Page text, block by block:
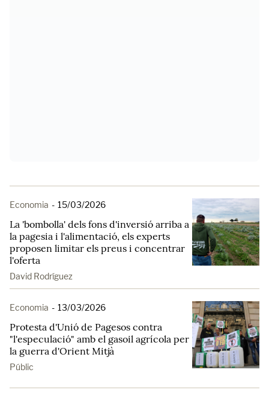
Economia - 15/03/2026
La 'bombolla' dels fons d'inversió arriba a
la pagesia i l'alimentació, els experts
proposen limitar els preus i concentrar
l'oferta
David Rodríguez
Economia - 13/03/2026
Protesta d'Unió de Pagesos contra
"l'especulació" amb el gasoil agrícola per
la guerra d'Orient Mitjà
Públic